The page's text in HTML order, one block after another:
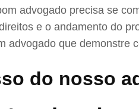
advogado precisa se
e o andamento do
advogado que demonstre
do nosso